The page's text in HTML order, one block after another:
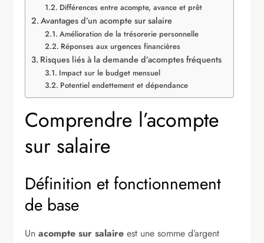
Différences entre acompte, avance et prêt
Avantages d’un acompte sur salaire
Amélioration de la trésorerie personnelle
Réponses aux urgences financières
Risques liés à la demande d’acomptes fréquents
Impact sur le budget mensuel
Potentiel endettement et dépendance
Comprendre l’acompte
sur salaire
Définition et fonctionnement
de base
Unacompte sur salaire est une somme d’argent